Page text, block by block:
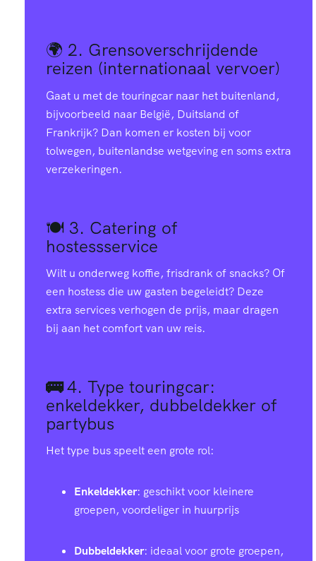
🌍 2. Grensoverschrijdende
reizen (internationaal vervoer)
Gaat u met de touringcar naar het buitenland,
bijvoorbeeld naar België, Duitsland of
Frankrijk? Dan komen er kosten bij voor
tolwegen, buitenlandse wetgeving en soms extra
verzekeringen.
🍽️ 3. Catering of
hostessservice
Wilt u onderweg koffie, frisdrank of snacks? Of
een hostess die uw gasten begeleidt? Deze
extra services verhogen de prijs, maar dragen
bij aan het comfort van uw reis.
🚌4. Type touringcar:
enkeldekker, dubbeldekker of
partybus
Het type bus speelt een grote rol:
Enkeldekker: geschikt voor kleinere
groepen, voordeliger in huurprijs
Dubbeldekker: ideaal voor grote groepen,